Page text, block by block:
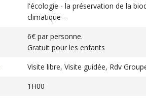
l'écologie - la préservation de la
climatique -
6€ par personne.
Gratuit pour les enfants
Visite libre, Visite guidée, Rdv
1H00